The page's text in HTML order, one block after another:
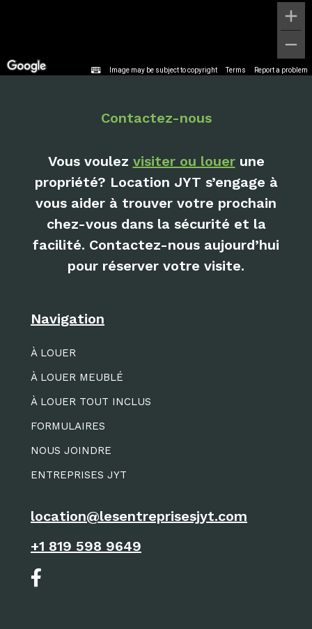
Image may be subject to copyright Terms Report a problem
Contactez-nous
Vous voulez visiter ou louerune
propriété? Location JYT s’engage à
vous aider à trouver votre prochain
chez-vous dans la sécurité et la
facilité. Contactez-nous aujourd’hui
pour réserver votre visite.
Navigation
À LOUER
À LOUER MEUBLÉ
À LOUER TOUT INCLUS
FORMULAIRES
NOUS JOINDRE
ENTREPRISES JYT
location@lesentreprisesjyt.com
+1 819 598 9649